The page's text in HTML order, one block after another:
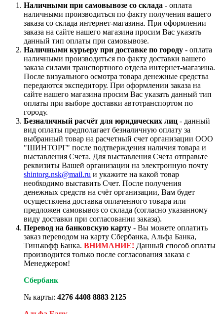
Наличными при самовывозе со склада - оплата
наличными производиться по факту получения вашего
заказа со склада интернет-магазина. При оформлении
заказа на сайте нашего магазина просим Вас указать
данный тип оплаты при самовывозе.
Наличными курьеру при доставке по городу - оплата
наличными производиться по факту доставки вашего
заказа силами транспортного отдела интернет-магазина.
После визуального осмотра товара денежные средства
передаются экспедитору. При оформлении заказа на
сайте нашего магазина просим Вас указать данный тип
оплаты при выборе доставки автотранспортом по
городу.
Безналичный расчёт для юридических лиц - данный
вид оплаты предполагает безналичную оплату за
выбранный товар на расчетный счет организации ООО
"ШИНТОРГ" после подтверждения наличия товара и
выставления Счета. Для выставления Счета отправьте
реквизиты Вашей организации на электронную почту
shintorg.nsk@mail.ru и укажите на какой товар
необходимо выставить Счет. После получения
денежных средств на счёт организации, Вам будет
осуществлена доставка оплаченного товара или
предложен самовывоз со склада (согласно указанному
виду доставки при согласовании заказа).
Перевод на банковскую карту - Вы можете оплатить
заказ переводом на карту Сбербанка, Альфа Банка,
Тинькофф Банка. ВНИМАНИЕ! Данный способ оплаты
производится только после согласования заказа с
Менеджером!
Сбербанк
№ карты: 4276 4408 8883 2125